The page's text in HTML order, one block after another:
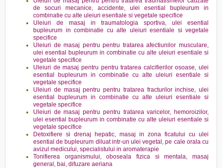
de socuri mecanice, accidente, ulei esential bupleurum in
combinatie cu alte uleiuri esentiale si vegetale specifice
Uleiuri de masaj in traumatologia sportiva, ulei esential
bupleurum in combinatie cu alte uleiuri esentiale si vegetale
specifice
Uleiuri de masaj pentru pentru tratarea afectiunilor musculare,
ulei esential bupleurum in combinatie cu alte uleiuri esentiale si
vegetale specifice
Uleiuri de masaj pentru pentru tratarea calcifierilor osoase, ulei
esential bupleurum in combinatie cu alte uleiuri esentiale si
vegetale specifice
Uleiuri de masaj pentru pentru tratarea fracturilor inchise, ulei
esential bupleurum in combinatie cu alte uleiuri esentiale si
vegetale specifice
Uleiuri de masaj pentru pentru tratarea varicelor, hemoroizilor,
ulei esential bupleurum in combinatie cu alte uleiuri esentiale si
vegetale specifice
Detoxifiere si drenaj hepatic, masaj in zona ficatului cu ulei
esential de bupleurum diluat intr-un ulei vegetal, pe cale orala cu
avizul medicului, specialistului in aromaterapie
Tonifierea organismului, oboseala fizica si mentala, masaj
general, bai, difuzare aeriana